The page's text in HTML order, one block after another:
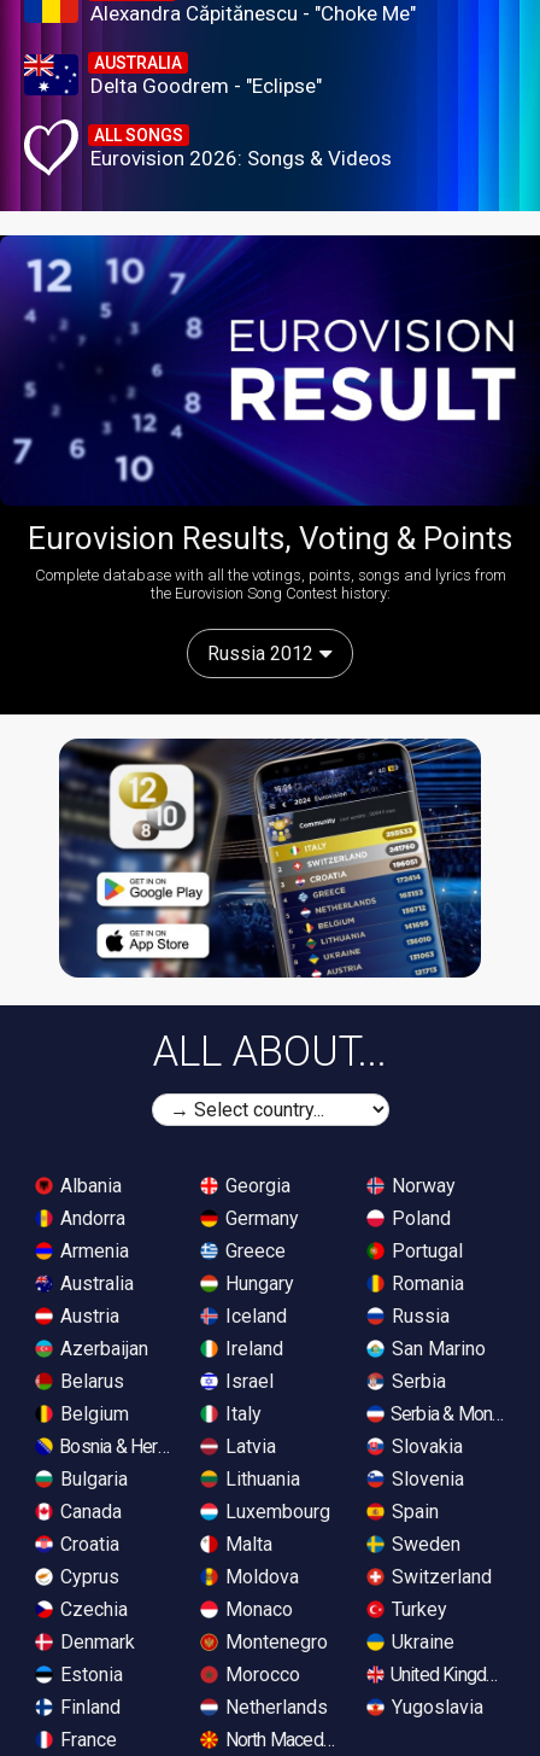
Alexandra Căpitănescu - "Choke Me"
AUSTRALIA
Delta Goodrem - "Eclipse"
ALL SONGS
Eurovision 2026: Songs & Videos
Eurovision Results, Voting & Points
Complete database with all the votings, points, songs and lyrics from
the Eurovision Song Contest history:
Russia 2012
ALL ABOUT...
Albania
Andorra
Armenia
Australia
Austria
Azerbaijan
Belarus
Belgium
Bosnia & Herzegovina
Bulgaria
Canada
Croatia
Cyprus
Czechia
Denmark
Estonia
Finland
France
Georgia
Germany
Greece
Hungary
Iceland
Ireland
Israel
Italy
Latvia
Lithuania
Luxembourg
Malta
Moldova
Monaco
Montenegro
Morocco
Netherlands
North Macedonia
Norway
Poland
Portugal
Romania
Russia
San Marino
Serbia
Serbia &
Slovakia
Slovenia
Spain
Sweden
Switzerland
Turkey
Ukraine
United Kingdom
Yugoslavia